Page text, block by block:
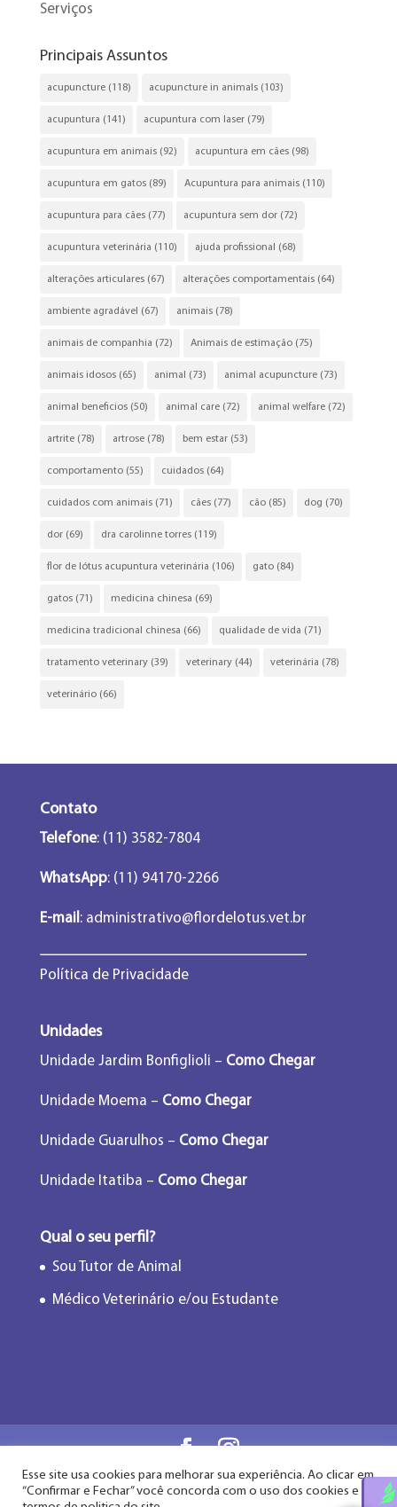
Serviços
Principais Assuntos
acupuncture(118) acupuncture in animals(103)
acupuntura (141) acupuntura com laser(79)
acupuntura em animais(92) acupuntura em cães(98)
acupuntura em gatos(89) Acupuntura para animais(110)
acupuntura para cães(77) acupuntura sem dor(72)
acupuntura veterinária (110) ajuda profissional (68)
alterações articulares(67) alterações comportamentais(64)
ambiente agradável (67) animais(78)
animais de companhia (72) Animais de estimação(75)
animais idosos(65) animal (73) animal acupuncture(73)
animal beneficios(50) animal care(72) animal welfare(72)
artrite(78) artrose(78) bem estar(53)
comportamento(55) cuidados(64)
cuidados com animais(71) cães(77) cão(85) dog (70)
dor(69) dra carolinne torres(119)
flor de lótus acupuntura veterinária (106) gato(84)
gatos(71) medicina chinesa (69)
medicina tradicional chinesa (66) qualidade de vida (71)
tratamento veterinary(39) veterinary(44) veterinária (78)
veterinário(66)
Contato
Telefone: (11) 3582-7804
WhatsApp: (11) 94170-2266
E-mail :administrativo@flordelotus.vet.br
Política de Privacidade
Unidades
Unidade Jardim Bonfiglioli – Como Chegar
Unidade Moema – Como Chegar
Unidade Guarulhos – Como Chegar
Unidade Itatiba – Como Chegar
Qual o seu perfil?
Sou Tutor de Animal
Médico Veterinário e/ou Estudante
Flor de Lótus Acupuntura Veterinária® - Desde
Esse site usa cookies para melhorar sua experiência. Ao clicar em
“Confirmar e Fechar” você concorda com o uso dos cookies e